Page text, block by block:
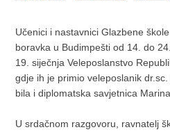
Učenici i nastavnici Glazbene
boravka u Budimpešti od 14. do
19. siječnja Veleposlanstvo
gdje ih je primio veleposlanik
bila i diplomatska savjetnica
U srdačnom razgovoru, ravnatelj